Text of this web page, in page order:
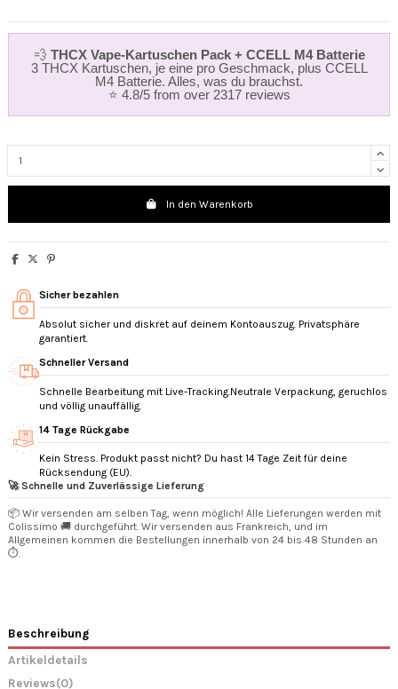
💨 THCX Vape-Kartuschen Pack + CCELL M4 Batterie
3 THCX Kartuschen, je eine pro Geschmack, plus CCELL
M4 Batterie. Alles, was du brauchst.
⭐ 4.8/5 from over 2317 reviews
In den Warenkorb
Sicher bezahlen
Absolut sicher und diskret auf deinem Kontoauszug. Privatsphäre
garantiert.
Schneller Versand
Schnelle Bearbeitung mit Live-Tracking.Neutrale Verpackung, geruchlos
und völlig unauffällig.
14 Tage Rückgabe
Kein Stress. Produkt passt nicht? Du hast 14 Tage Zeit für deine
Rücksendung (EU).
🚀 Schnelle und Zuverlässige Lieferung
📦 Wir versenden am selben Tag, wenn möglich! Alle Lieferungen werden mit
Colissimo 🚚 durchgeführt. Wir versenden aus Frankreich, und im
Allgemeinen kommen die Bestellungen innerhalb von 24 bis 48 Stunden an
⏱️.
Beschreibung
Artikeldetails
Reviews(0)